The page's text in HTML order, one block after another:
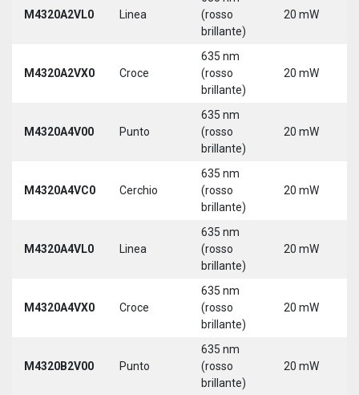
M4320A2VL0 Linea
(rosso
brillante)
20 mW
M4320A2VX0 Croce
635 nm
(rosso
brillante)
20 mW
M4320A4V00 Punto
635 nm
(rosso
brillante)
20 mW
M4320A4VC0 Cerchio
635 nm
(rosso
brillante)
20 mW
M4320A4VL0 Linea
635 nm
(rosso
brillante)
20 mW
M4320A4VX0 Croce
635 nm
(rosso
brillante)
20 mW
M4320B2V00 Punto
635 nm
(rosso
brillante)
20 mW